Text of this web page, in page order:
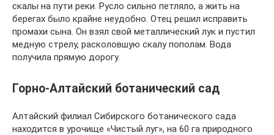
скалы на пути реки. Русло сильно петляло, а жить на
берегах было крайне неудобно. Отец решил исправить
промахи сына. Он взял свой металлический лук и пустил
медную стрелу, расколовшую скалу пополам. Вода
получила прямую дорогу.
Горно-Алтайский ботанический сад
Алтайский филиал Сибирского ботанического сада
находится в урочище «Чистый луг», на 60 га природного